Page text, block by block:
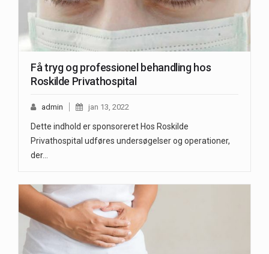
Få tryg og professionel behandling hos
Roskilde Privathospital
admin jan 13, 2022
Dette indhold er sponsoreret Hos Roskilde
Privathospital udføres undersøgelser og operationer,
der…